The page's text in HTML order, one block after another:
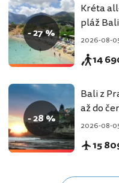
- 27 %
Kréta
pláž Bali
2026-08-
14
- 28 %
Bali z
až do
2026-08-
15